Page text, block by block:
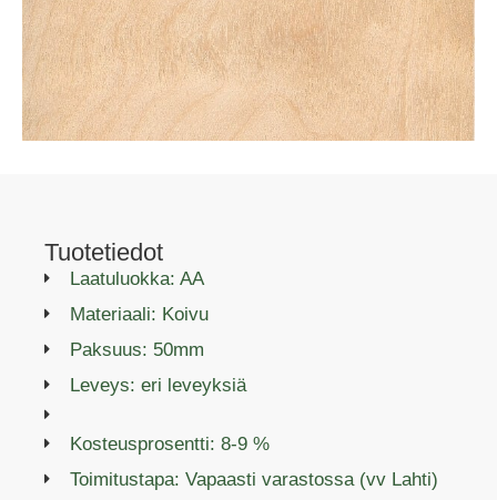
Tuotetiedot
Laatuluokka: AA
Materiaali: Koivu
Paksuus: 50mm
Leveys: eri leveyksiä
Kosteusprosentti: 8-9 %
Toimitustapa: Vapaasti varastossa (vv Lahti)